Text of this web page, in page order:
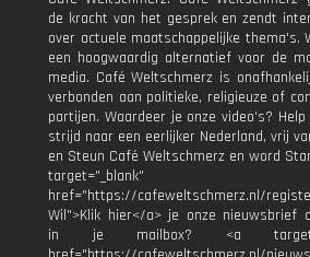
de kracht van het gesprek en zendt
over actuele maatschappelijke thema's.
een hoogwaardig alternatief voor de
media. Café Weltschmerz is
verbonden aan politieke, religieuze of
partijen. Waardeer je onze video's?
strijd naar een eerlijker Nederland, vrij
en Steun Café Weltschmerz en word
target="_blank"
href="https://cafeweltschmerz.nl/
Wil">Klik hier</a> je onze nieuwsbrief
in je mailbox? <a